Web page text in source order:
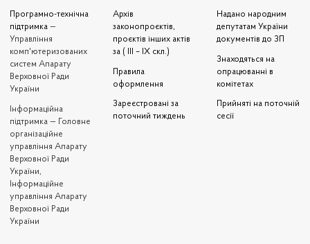
Програмно-технічна
підтримка —
Управління
комп'ютеризованих
систем Апарату
Верховної Ради
України
Iнформаційна
підтримка — Головне
організаційне
управління Апарату
Верховної Ради
України,
Інформаційне
управління Апарату
Верховної Ради
України
Архів
законопроєктів,
проєктів інших актів
за ( III – IX скл.)
Правила
оформлення
Зареєстровані за
поточний тиждень
Надано народним
депутатам України
документів до ЗП
Знаходяться на
опрацюванні в
комітетах
Прийняті на поточній
сесії